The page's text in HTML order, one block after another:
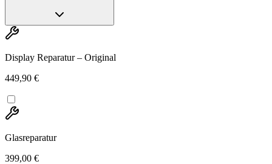
Display Reparatur – Original
449,90 €
Glasreparatur
399,00 €